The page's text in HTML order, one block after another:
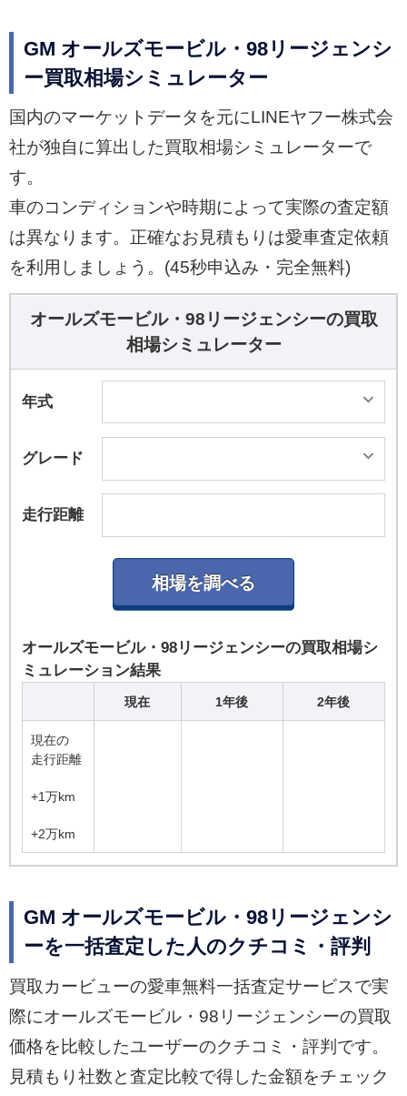
GM オールズモービル・98リージェンシ
ー買取相場シミュレーター
国内のマーケットデータを元にLINEヤフー株式会
社が独自に算出した買取相場シミュレーターで
す。
車のコンディションや時期によって実際の査定額
は異なります。正確なお見積もりは愛車査定依頼
を利用しましょう。(45秒申込み・完全無料)
オールズモービル・98リージェンシーの買取
相場シミュレーター
年式
グレード
走行距離
オールズモービル・98リージェンシーの買取相場シ
ミュレーション結果
現在 1年後 2年後
現在の
走行距離
+1万km
+2万km
GM オールズモービル・98リージェンシ
ーを一括査定した人のクチコミ・評判
買取カービューの愛車無料一括査定サービスで実
際にオールズモービル・98リージェンシーの買取
価格を比較したユーザーのクチコミ・評判です。
見積もり社数と査定比較で得した金額をチェック